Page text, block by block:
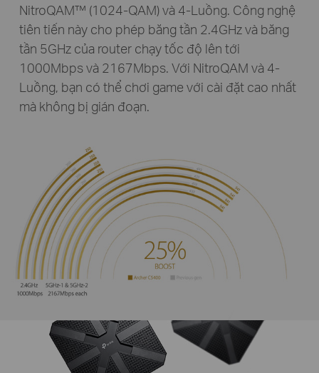
NitroQAM™ (1024-QAM) và 4-Luồng. Công nghệ
tiên tiến này cho phép băng tần 2.4GHz và băng
tần 5GHz của router chạy tốc độ lên tới
1000Mbps và 2167Mbps. Với NitroQAM và 4-
Luồng, bạn có thể chơi game với cài đặt cao nhất
mà không bị gián đoạn.